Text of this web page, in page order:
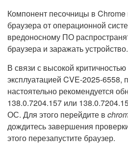
Компонент песочницы в Chrome
браузера от операционной
вредоносному ПО
браузера и заражать устройство.
В связи с высокой
эксплуатацией CVE-2025-6558,
настоятельно рекомендуется
138.0.7204.157 или
ОС. Для этого перейдите в
дождитесь завершения
этого перезапустите браузер.